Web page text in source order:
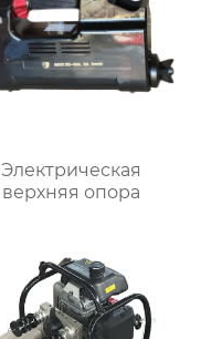
Электрическая
верхняя опора